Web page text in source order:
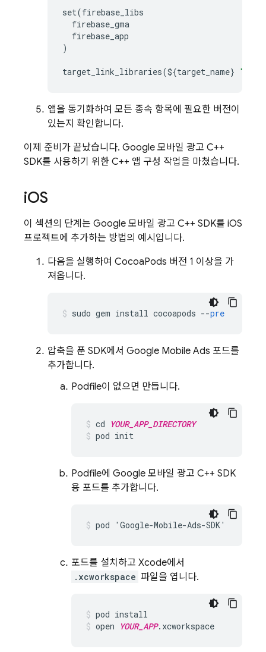
set(firebase_libs
firebase_gma
firebase_app
)
target_link_libraries(${target_name}
앱을 동기화하여 모든 종속 항목에 필요한 버전이
있는지 확인합니다.
이제 준비가 끝났습니다. Google 모바일 광고 C++
SDK를 사용하기 위한 C++ 앱 구성 작업을 마쳤습니다.
iOS
이 섹션의 단계는 Google 모바일 광고 C++ SDK를 iOS
프로젝트에 추가하는 방법의 예시입니다.
다음을 실행하여 CocoaPods 버전 1 이상을 가
져옵니다.
sudo gem install cocoapods --pre
압축을 푼 SDK에서 Google Mobile Ads 포드를
추가합니다.
Podfile이 없으면 만듭니다.
cd
YOUR_APP_DIRECTORY
pod init
Podfile에 Google 모바일 광고 C++ SDK
용 포드를 추가합니다.
pod ' Google-Mobile-Ads-SDK'
포드를 설치하고 Xcode에서
.xcworkspace 파일을 엽니다.
pod install
open
YOUR_APP. xcworkspace